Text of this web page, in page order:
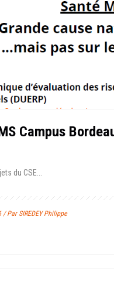
Campus
du CSE...
Par SIREDEY Philippe